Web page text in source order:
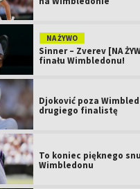
NA ŻYWO
Sinner – Zverev [NA
finału Wimbledonu!
Djoković poza
drugiego finalistę
To koniec pięknego
Wimbledonu